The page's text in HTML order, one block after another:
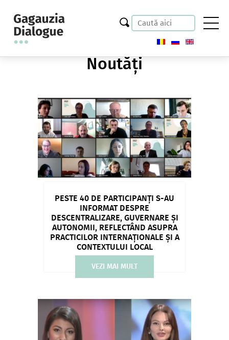
Noutăți
PESTE 40 DE PARTICIPANȚI S-AU
INFORMAT DESPRE
DESCENTRALIZARE, GUVERNARE ȘI
AUTONOMII, REFLECTÂND ASUPRA
PRACTICILOR INTERNAȚIONALE ȘI A
CONTEXTULUI LOCAL
VEZI MAI MULT